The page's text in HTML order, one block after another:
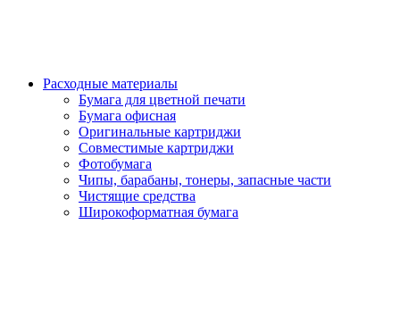
Расходные материалы
Бумага для цветной печати
Бумага офисная
Оригинальные картриджи
Совместимые картриджи
Фотобумага
Чипы, барабаны, тонеры, запасные части
Чистящие средства
Широкоформатная бумага